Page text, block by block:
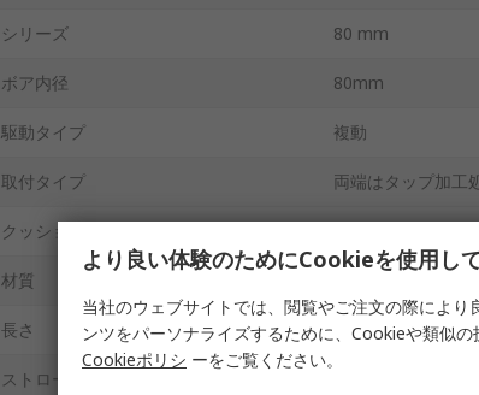
シリーズ 80 mm
ボア内径 80mm
駆動タイプ 複動
取付タイプ 両端はタップ加工
クッションタイプ
材質
長さ 50mm
ストローク長さ
より良い体験のためにCookieを使用し
当社のウェブサイトでは、閲覧やご注文の際によ
ンツをパーソナライズするために、Cookieや類似の
Cookieポリシ ーをご覧ください。